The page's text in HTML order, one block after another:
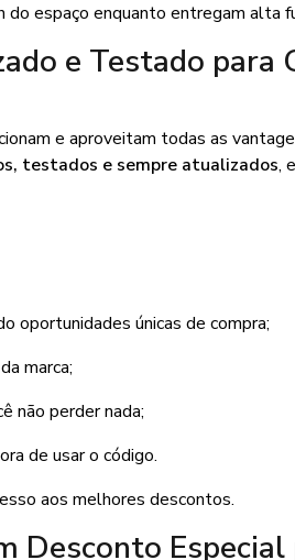
do espaço enquanto entregam alta
e Testado para
e aproveitam todas as
testados e sempre atualizados,
oportunidades únicas de compra;
marca;
não perder nada;
de usar o código.
aos melhores descontos.
Desconto Especial